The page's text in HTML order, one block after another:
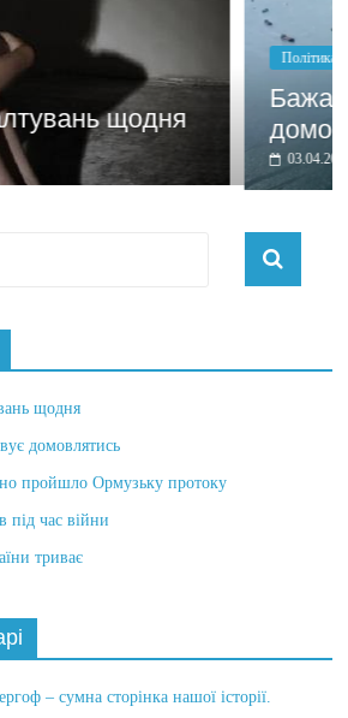
Політика
заробити мотивує
03.04.2026 0
щодня
домовлятись
пройшло Ормузьку протоку
під час війни
триває
– сумна сторінка нашої історії.